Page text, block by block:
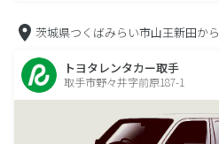
茨城県つくばみらい市山王新田から
トヨタレンタカー取手
取手市野々井字前原187-1